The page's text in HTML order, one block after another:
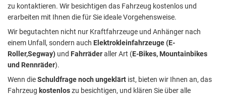
zu kontaktieren. Wir besichtigen das Fahrzeug kostenlos und
erarbeiten mit Ihnen die für Sie ideale Vorgehensweise.
Wir begutachten nicht nur Kraftfahrzeuge und Anhänger nach
einem Unfall, sondern auch Elektrokleinfahrzeuge (E-
Roller,Segway) und Fahrräderaller Art (E-Bikes, Mountainbikes
und Rennräder).
Wenn dieSchuldfrage noch ungeklärt ist, bieten wir Ihnen an, das
Fahrzeug kostenloszu besichtigen, und klären Sie über alle